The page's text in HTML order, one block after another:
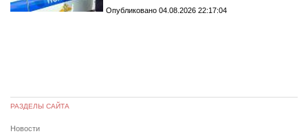
Опубликовано 04.08.2026 22:17:04
РАЗДЕЛЫ САЙТА
Новости